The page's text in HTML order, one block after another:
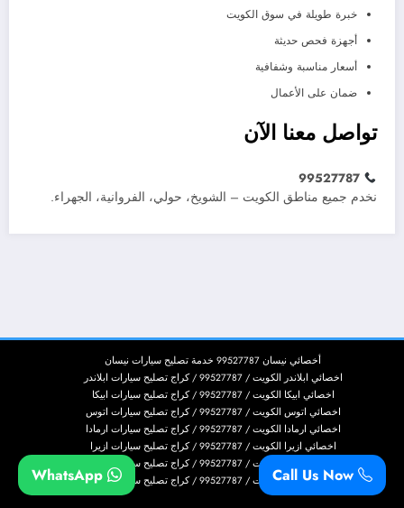
خبرة طويلة في سوق الكويت
أجهزة فحص حديثة
أسعار مناسبة وشفافية
ضمان على الأعمال
تواصل معنا الآن
99527787
نخدم جميع مناطق الكويت – الشويخ، حولي، الفروانية، الجهراء.
أخصائي نيسان 99527787 خدمة تصليح سيارات نيسان
اخصائي ابلاندر الكويت / 99527787 / كراج تصليح سيارات ابلاندر
اخصائي ابيكا الكويت / 99527787 / كراج تصليح سيارات ابيكا
اخصائي اتوس الكويت / 99527787 / كراج تصليح سيارات اتوس
اخصائي ارمادا الكويت / 99527787 / كراج تصليح سيارات ارمادا
اخصائي ازيرا الكويت / 99527787 / كراج تصليح سيارات ازيرا
اخصائي اسكاليد الكويت / 99527787 / كراج تصليح سيارات اسكاليد
اخصائي اسكيب الكويت / 99527787 / كراج تصليح سيارات اسكيب